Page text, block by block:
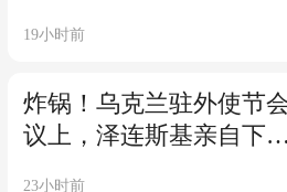
19小时前
炸锅！乌克兰驻外使节
议上，泽连斯基亲自下达
23小时前